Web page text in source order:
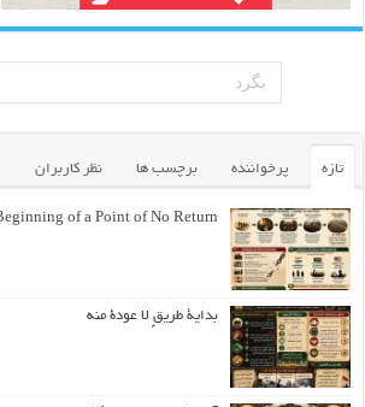
تازه پرخواننده برچسب ها نظر کاربران
of a Point of No Return
بداية طريقٍ لا عودة منه